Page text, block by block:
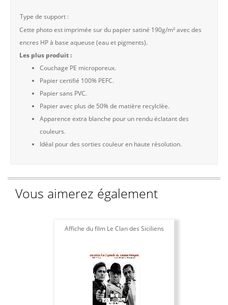
Type de support :
Cette photo est imprimée sur du papier satiné 190g/m² avec des
encres HP à base aqueuse (eau et pigments).
Les plus produit :
Couchage PE microporeux.
Papier certifié 100% PEFC.
Papier sans PVC.
Papier avec plus de 50% de matière recylclée.
Apparence extra blanche pour un rendu éclatant des
couleurs.
Idéal pour des sorties couleur en haute résolution.
Vous aimerez également
Affiche du film Le Clan des Siciliens